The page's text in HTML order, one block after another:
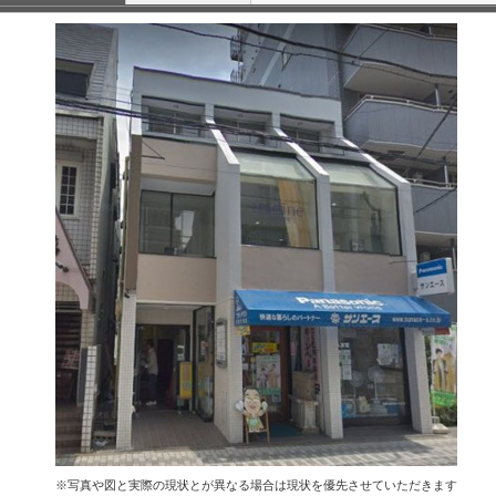
※写真や図と実際の現状とが異なる場合は現状を優先させていただきます